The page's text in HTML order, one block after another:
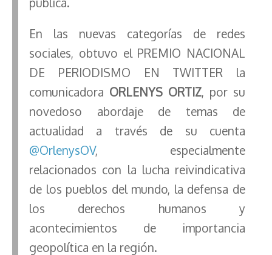
En las nuevas categorías de redes
sociales, obtuvo el PREMIO NACIONAL
DE PERIODISMO EN TWITTER la
comunicadora ORLENYS ORTIZ, por su
novedoso abordaje de temas de
actualidad a través de su cuenta
@OrlenysOV, especialmente
relacionados con la lucha reivindicativa
de los pueblos del mundo, la defensa de
los derechos humanos y
acontecimientos de importancia
geopolítica en la región.